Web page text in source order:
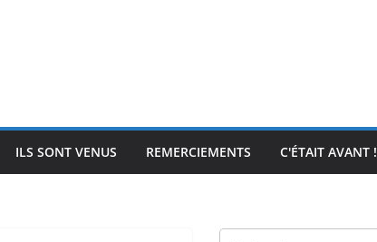
ILS SONT VENUS REMERCIEMENTS C'ÉTAIT AVANT !